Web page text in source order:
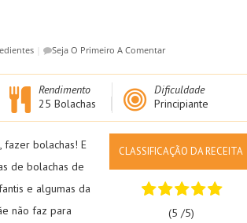
Seja O Primeiro A Comentar
Rendimento
25 Bolachas
Dificuldade
Principiante
fazer bolachas! E
de bolachas de
e algumas da
não faz para
CLASSIFICAÇÃO DA RECEITA
(5 /5)